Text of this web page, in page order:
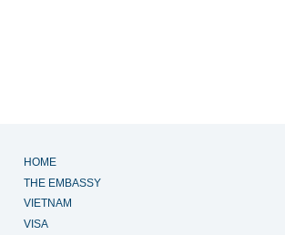
HOME
THE EMBASSY
VIETNAM
VISA